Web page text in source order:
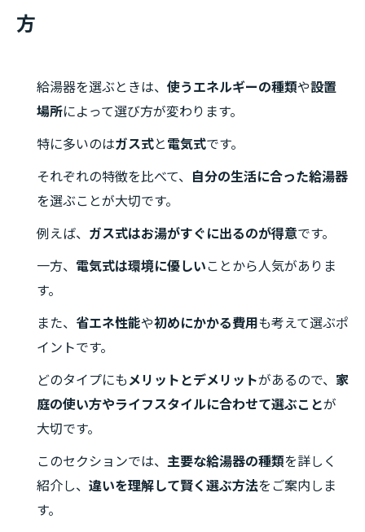
方
給湯器を選ぶときは、 使うエネルギーの種類や設置
場所によって選び方が変わります。
特に多いのはガス式と 電気式です。
それぞれの特徴を比べて、
自分の生活に合った給湯器
を選ぶことが大切です。
例えば、 ガス式はお湯がすぐに出るのが得意です。
一方、 電気式は環境に優しいことから人気がありま
す。
また、 省エネ性能や初めにかかる費用も考えて選ぶポ
イントです。
どのタイプにもメリットとデメリットがあるので、 家
庭の使い方やライフスタイルに合わせて選ぶことが
大切です。
このセクションでは、 主要な給湯器の種類を詳しく
紹介し、 違いを理解して賢く選ぶ方法をご案内しま
す。